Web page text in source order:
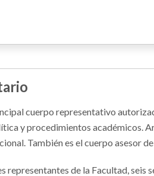
cuerpo representativo
y procedimientos académicos.
También es el cuerpo asesor
representantes de la Facultad,